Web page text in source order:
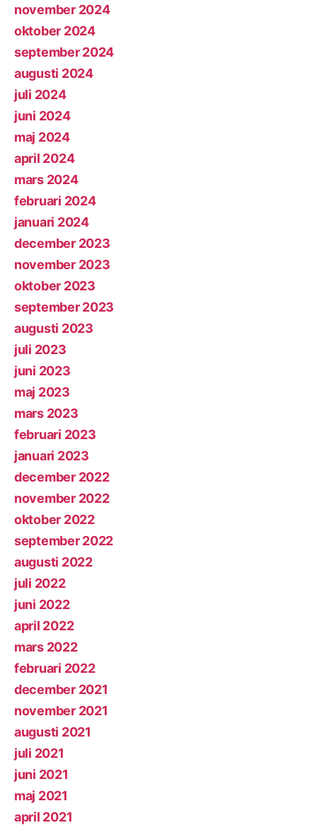
november 2024
oktober 2024
september 2024
augusti 2024
juli 2024
juni 2024
maj 2024
april 2024
mars 2024
februari 2024
januari 2024
december 2023
november 2023
oktober 2023
september 2023
augusti 2023
juli 2023
juni 2023
maj 2023
mars 2023
februari 2023
januari 2023
december 2022
november 2022
oktober 2022
september 2022
augusti 2022
juli 2022
juni 2022
april 2022
mars 2022
februari 2022
december 2021
november 2021
augusti 2021
juli 2021
juni 2021
maj 2021
april 2021